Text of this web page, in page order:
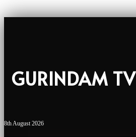
GURINDAM TV
8th August 2026